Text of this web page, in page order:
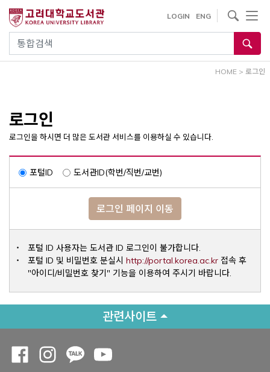
건
통합검색
LOGIN ENG
사이트내 검색
HOME > 로그인
로그인
로그인을 하시면 더 많은 도서관 서비스를 이용하실 수 있습니다.
포털ID 도서관ID(학번/직번/교번)
로그인 페이지 이동
포털 ID 사용자는 도서관 ID 로그인이 불가합니다.
포털 ID 및 비밀번호 분실시 http://portal.korea.ac.krOpens a
접속 후
"아이디/비밀번호 찾기" 기능을 이용하여 주시기 바랍니다.
관련사이트
Opens a new window
Opens a new window
Opens a new window